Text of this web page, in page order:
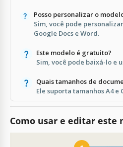
Posso personalizar o
Sim, você pode
Google Docs e Word.
Este modelo é gratuito?
Sim, você pode baixá-lo e
Quais tamanhos de
Ele suporta tamanhos A4 e
Como usar e editar este